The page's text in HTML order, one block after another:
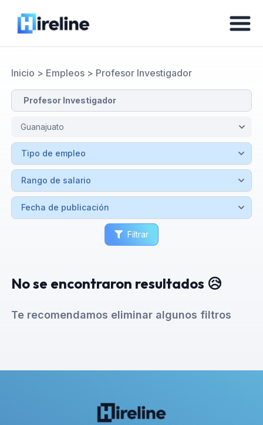
Inicio > Empleos> Profesor Investigador
Filtrar
No se encontraron resultados 😥
Te recomendamos eliminar algunos filtros